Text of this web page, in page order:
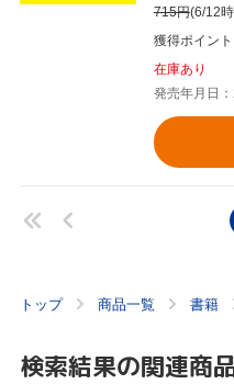
715円(6/12
獲得ポイン
在庫あり
発売年月日
トップ 商品一覧 書籍
検索結果の関連商